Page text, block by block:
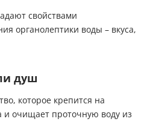
свойствами
органолептики воды – вкуса,
душ
которое крепится на
и очищает проточную воду из